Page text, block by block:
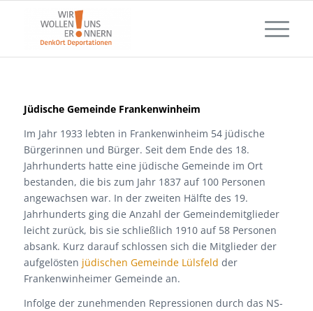
Jüdische Gemeinde Frankenwinheim
Im Jahr 1933 lebten in Frankenwinheim 54 jüdische
Bürgerinnen und Bürger. Seit dem Ende des 18.
Jahrhunderts hatte eine jüdische Gemeinde im Ort
bestanden, die bis zum Jahr 1837 auf 100 Personen
angewachsen war. In der zweiten Hälfte des 19.
Jahrhunderts ging die Anzahl der Gemeindemitglieder
leicht zurück, bis sie schließlich 1910 auf 58 Personen
absank. Kurz darauf schlossen sich die Mitglieder der
aufgelösten jüdischen Gemeinde Lülsfeld der
Frankenwinheimer Gemeinde an.
Infolge der zunehmenden Repressionen durch das NS-